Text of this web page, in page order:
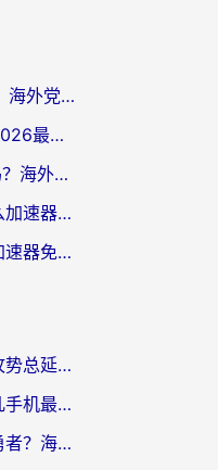
ChickCN和章鱼哪个好？海外党选回国加速器的3个关键维度 + 实用避坑指南
中国VPN评测：海外党2026最全回国加速器选择指南，告别地区限制不踩坑
雷神手游和hi龟龟好用吗？海外党亲测3款回国加速器，教你选对国外到国内加速器
在法国玩国内游戏用什么加速器？2026实测解决延迟卡顿的实用指南
海外党别愁！一键回国加速器免费版怎么选？从踩坑到流畅访问的全攻略
海外玩反恐精英：全球攻势总延迟？从瑞典玩神武4到外国玩黎明觉醒，选对加速器才是关键！
玩决战！平安京用苹果几手机最好？海外党必看的设备+加速器双攻略
印度尼西亚怎么玩我的勇者？海外党国服游戏加速避坑指南（附实况五行师解决方案）